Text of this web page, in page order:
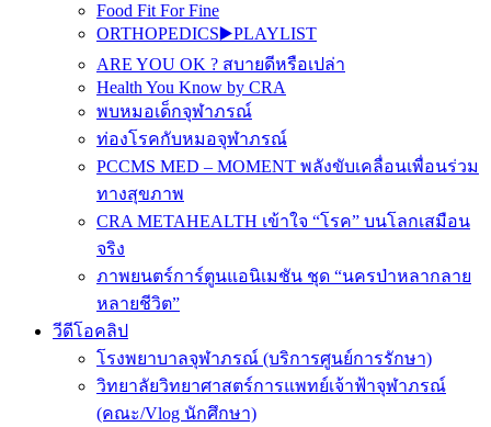
Food Fit For Fine
ORTHOPEDICS▶️PLAYLIST
ARE YOU OK ? สบายดีหรือเปล่า
Health You Know by CRA
พบหมอเด็กจุฬาภรณ์
ท่องโรคกับหมอจุฬาภรณ์
PCCMS MED – MOMENT พลังขับเคลื่อนเพื่อนร่วม
ทางสุขภาพ
CRA METAHEALTH เข้าใจ “โรค” บนโลกเสมือน
จริง
ภาพยนตร์การ์ตูนแอนิเมชัน ชุด “นครป่าหลากลาย
หลายชีวิต”
วีดีโอคลิป
โรงพยาบาลจุฬาภรณ์ (บริการศูนย์การรักษา)
วิทยาลัยวิทยาศาสตร์การแพทย์เจ้าฟ้าจุฬาภรณ์
(คณะ/Vlog นักศึกษา)